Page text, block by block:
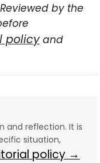
by the
policyand
and reflection. It is
situation,
policy →